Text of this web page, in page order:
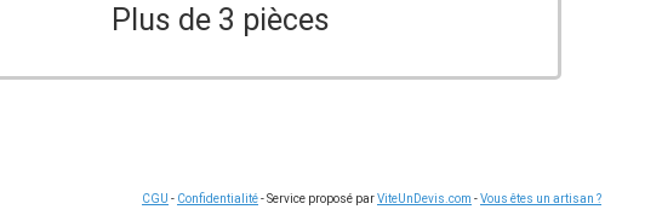
Plus de 3 pièces
CGU - Confidentialité- Service proposé parViteUnDevis.com -Vous êtes un artisan ?